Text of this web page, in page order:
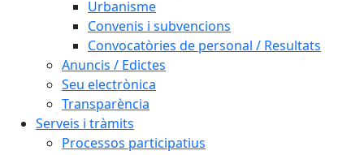
Urbanisme
Convenis i subvencions
Convocatòries de personal / Resultats
Anuncis / Edictes
Seu electrònica
Transparència
Serveis i tràmits
Processos participatius